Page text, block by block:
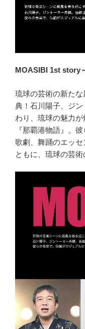
MOASIBI 1st story
琉球の芸術の新た
典！石川陽子、ジ
わり、琉球の魅力
『那覇港物語』。
歌劇、舞踊のエッ
ともに、琉球の芸